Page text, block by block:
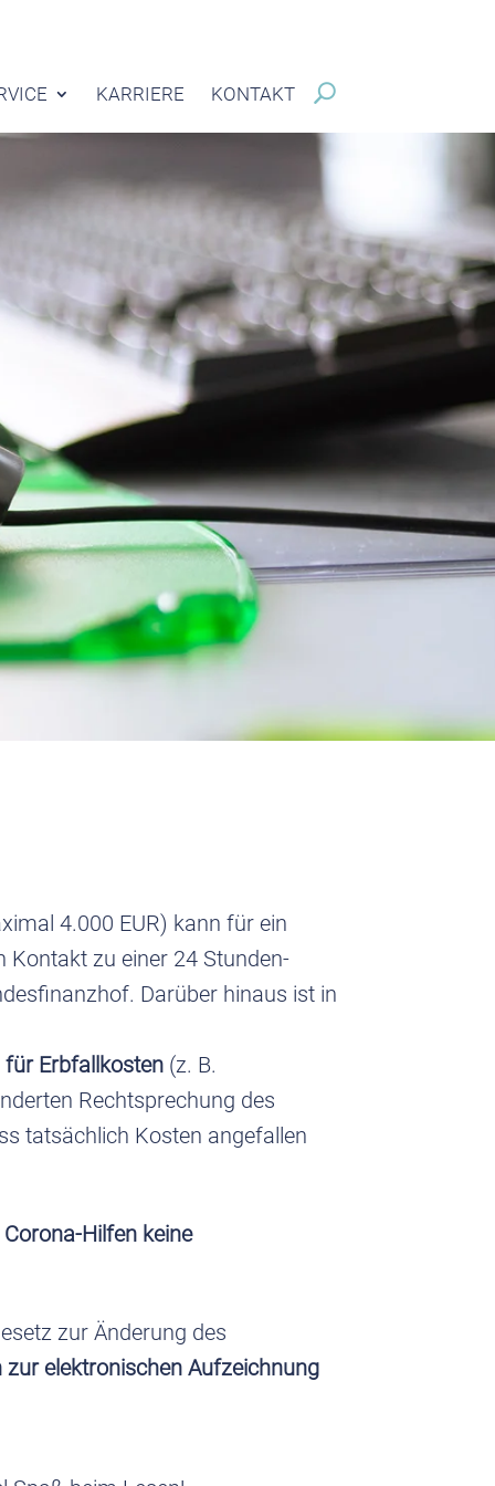
KARRIERE KONTAKT
4.000 EUR) kann für ein
zu einer 24 Stunden-
Darüber hinaus ist in
Erbfallkosten (z. B.
Rechtsprechung des
tatsächlich Kosten angefallen
Corona-Hilfen keine
zur Änderung des
zur elektronischen Aufzeichnung